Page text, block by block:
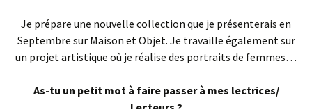
Je prépare une nouvelle collection que je présenterais en
Septembre sur Maison et Objet. Je travaille également sur
un projet artistique où je réalise des portraits de femmes…
As-tu un petit mot à faire passer à mes lectrices/